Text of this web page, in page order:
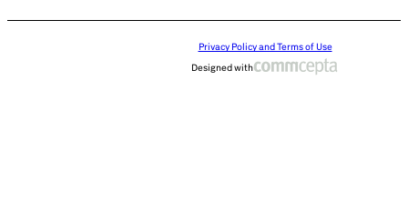
Privacy Policy and Terms of Use
Designed with